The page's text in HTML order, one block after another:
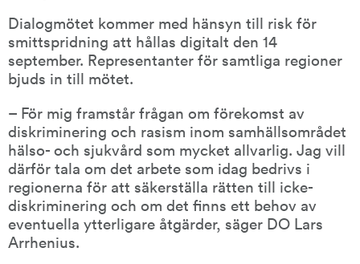
Dialogmötet kommer med hänsyn till risk för
smittspridning att hållas digitalt den 14
september. Representanter för samtliga regioner
bjuds in till mötet.
– För mig framstår frågan om förekomst av
diskriminering och rasism inom samhällsområdet
hälso- och sjukvård som mycket allvarlig. Jag vill
därför tala om det arbete som idag bedrivs i
regionerna för att säkerställa rätten till icke-
diskriminering och om det finns ett behov av
eventuella ytterligare åtgärder, säger DO Lars
Arrhenius.